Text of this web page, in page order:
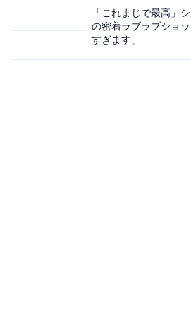
「これまじで最高」
の密着ラブラブショ
すぎます」